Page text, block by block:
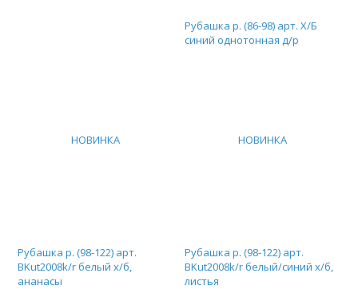
Рубашка р. (86-98) арт. Х/Б
синий однотонная д/р
НОВИНКА
Рубашка р. (98-122) арт.
BKut2008k/r белый х/б,
ананасы
НОВИНКА
Рубашка р. (98-122) арт.
BKut2008k/r белый/синий х/б,
листья